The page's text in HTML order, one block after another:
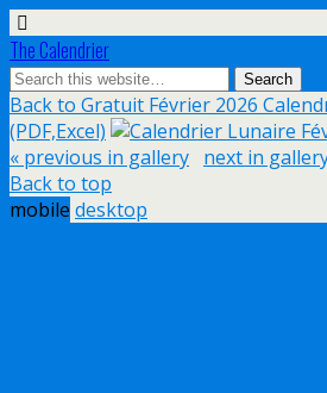
The Calendrier
Back to Gratuit Février 2026
(PDF,Excel)
« previous in gallery next in
Back to top
mobile desktop